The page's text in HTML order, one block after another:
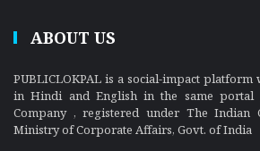
ABOUT US
PUBLICLOKPAL is a social-impact
in Hindi and English in the same portal
Company , registered under The Indian
Ministry of Corporate Affairs, Govt. of India